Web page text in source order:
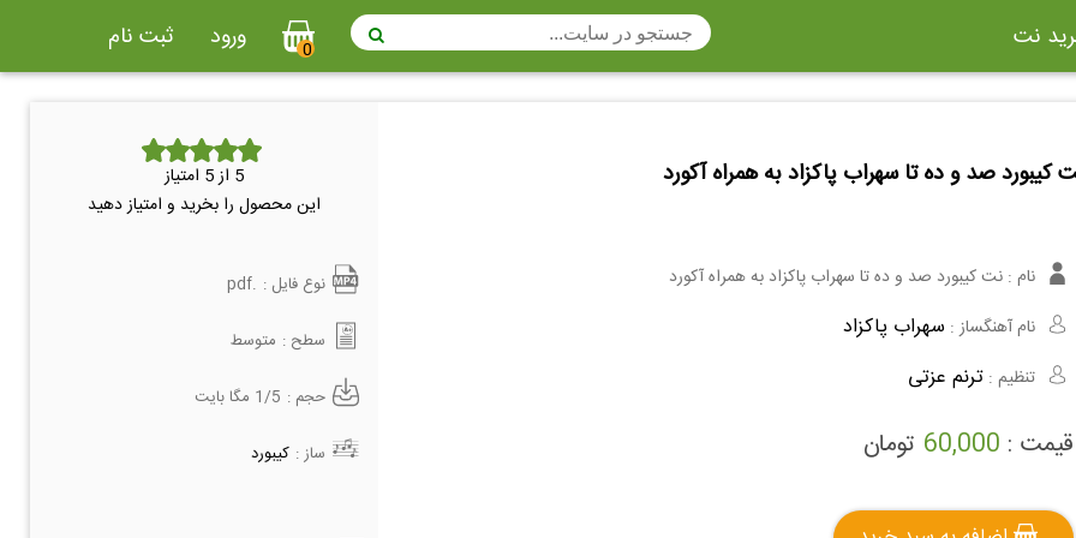
نت
سه تار
تار
گلوکن اشپیل ویبرافون
کنترباس
نی هفت بند وکال
ویولا
ثبت نام ورود 0
کیبورد صد و ده تا سهراب پاکزاد به همراه آکورد
نام : نت کیبورد صد و ده تا سهراب پاکزاد به همراه آکورد
نام آهنگساز : سهراب پاکزاد
تنظیم : ترنم عزتی
قیمت : 60,000 تومان
5 از 5 امتیاز
این محصول را بخرید و امتیاز دهید
نوع فایل : .pdf
سطح : متوسط
حجم : 1/5 مگا بایت
ساز : کیبورد